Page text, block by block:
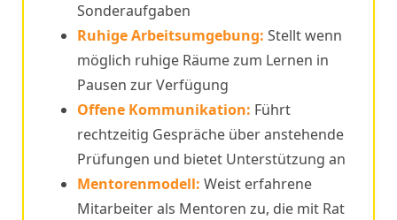
Sonderaufgaben
Ruhige Arbeitsumgebung: Stellt wenn
möglich ruhige Räume zum Lernen in
Pausen zur Verfügung
Offene Kommunikation: Führt
rechtzeitig Gespräche über anstehende
Prüfungen und bietet Unterstützung an
Mentorenmodell: Weist erfahrene
Mitarbeiter als Mentoren zu, die mit Rat